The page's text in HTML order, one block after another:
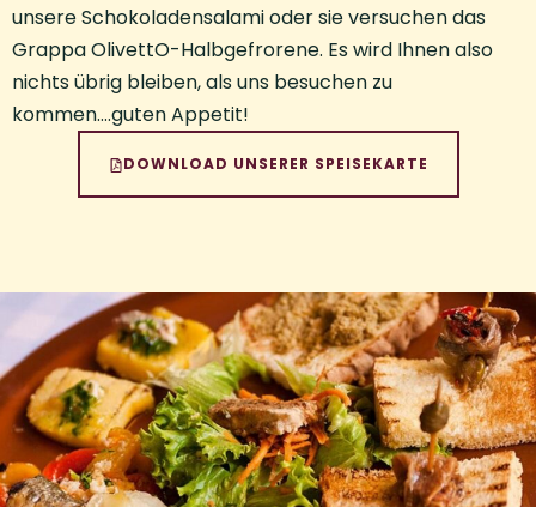
unsere Schokoladensalami oder sie versuchen das
Grappa OlivettO-Halbgefrorene. Es wird Ihnen also
nichts übrig bleiben, als uns besuchen zu
kommen….guten Appetit!
DOWNLOAD UNSERER SPEISEKARTE